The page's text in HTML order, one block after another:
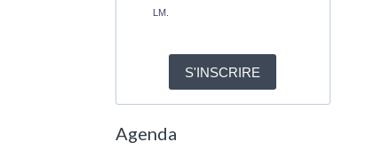
LM.
S'INSCRIRE
Agenda